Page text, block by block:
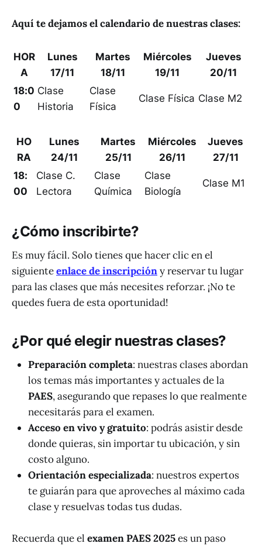
Aquí te dejamos el calendario de nuestras clases:
HOR
A
Lunes
17/11
Martes
18/11
Miércoles
19/11
Jueves
20/11
18:0
0
Clase
Historia
Clase
Física
Clase Física Clase M2
HO
RA
Lunes
24/11
Martes
25/11
Miércoles
26/11
Jueves
27/11
18:
00
Clase C.
Lectora
Clase
Química
Clase
Biología
Clase M1
¿Cómo inscribirte?
Es muy fácil. Solo tienes que hacer clic en el
siguienteenlace de inscripcióny reservar tu lugar
para las clases que más necesites reforzar. ¡No te
quedes fuera de esta oportunidad!
¿Por qué elegir nuestras clases?
Preparación completa: nuestras clases abordan
los temas más importantes y actuales de la
PAES, asegurando que repases lo que realmente
necesitarás para el examen.
Acceso en vivo y gratuito: podrás asistir desde
donde quieras, sin importar tu ubicación, y sin
costo alguno.
Orientación especializada: nuestros expertos
te guiarán para que aproveches al máximo cada
clase y resuelvas todas tus dudas.
Recuerda que el examen PAES 2025es un paso